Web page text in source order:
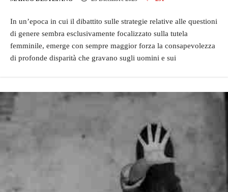
In un’epoca in cui il dibattito sulle strategie relative alle questioni
di genere sembra esclusivamente focalizzato sulla tutela
femminile, emerge con sempre maggior forza la consapevolezza
di profonde disparità che gravano sugli uomini e sui